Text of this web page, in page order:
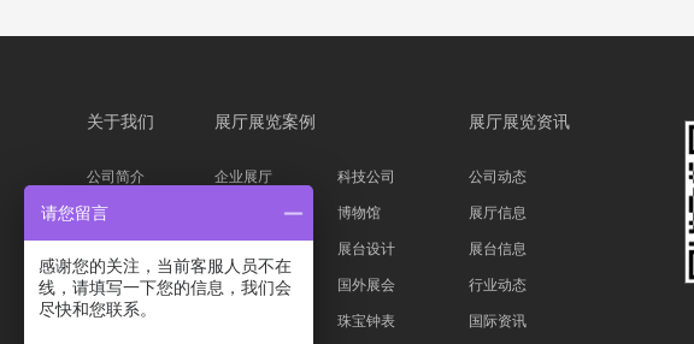
关于我们
公司简介
企业文化
公司资质
服务流程
设计团队
展厅展览案例
企业展厅
科技公司
博物馆
科技展台
展台设计
家具服装
国外展会
珠宝钟表
展厅展览资讯
公司动态
展厅信息
展台信息
行业动态
国际资讯
请您留言
感谢您的关注，当前客服人员不在
线，请填写一下您的信息，我们会
尽快和您联系。